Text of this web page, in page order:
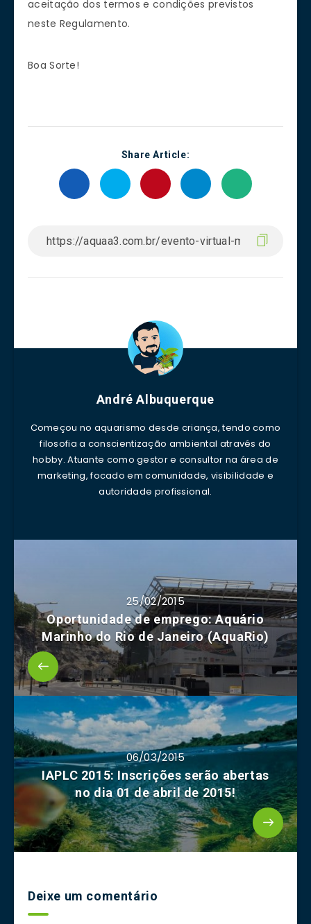
aceitação dos termos e condições previstos
neste Regulamento.
Boa Sorte!
Share Article:
André Albuquerque
Começou no aquarismo desde criança, tendo como
filosofia a conscientização ambiental através do
hobby. Atuante como gestor e consultor na área de
marketing, focado em comunidade, visibilidade e
autoridade profissional.
25/02/2015
Oportunidade de emprego: Aquário
Marinho do Rio de Janeiro (AquaRio)
06/03/2015
IAPLC 2015: Inscrições serão abertas
no dia 01 de abril de 2015!
Deixe um comentário